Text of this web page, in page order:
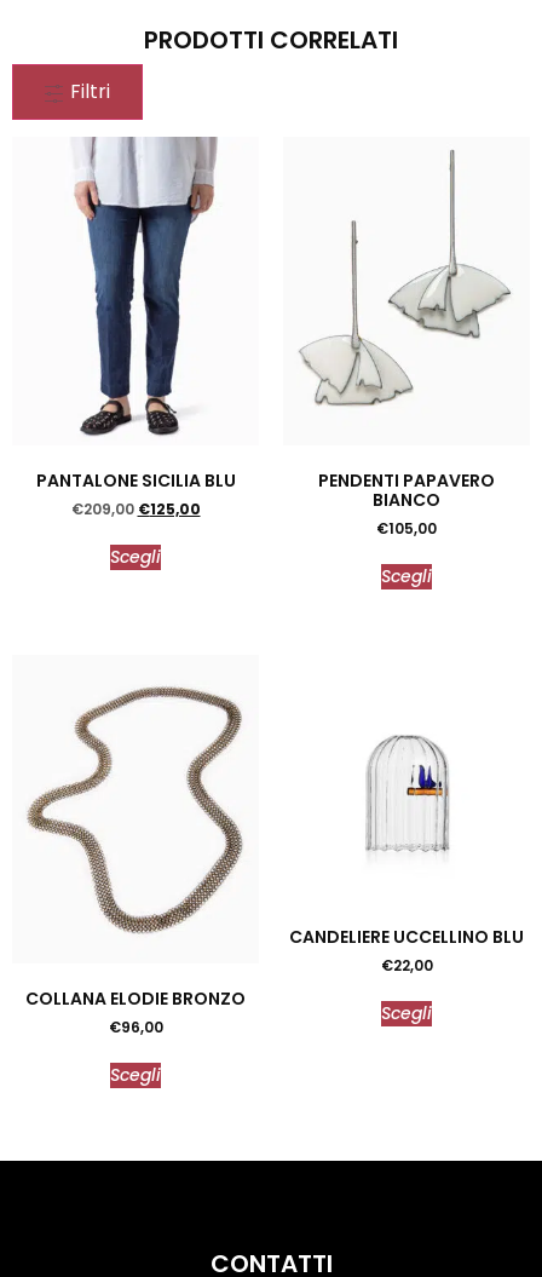
PRODOTTI CORRELATI
Filtri
PANTALONE SICILIA BLU
€209,00 €125,00
Scegli
PENDENTI PAPAVERO
BIANCO
€105,00
Scegli
COLLANA ELODIE BRONZO
€96,00
Scegli
CANDELIERE UCCELLINO BLU
€22,00
Scegli
CONTATTI